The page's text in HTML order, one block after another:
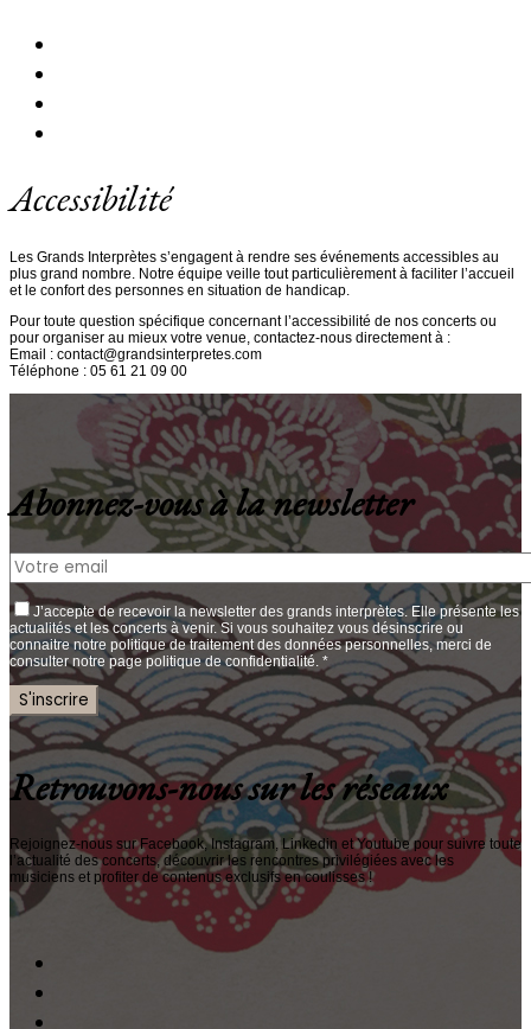
Accessibilité
Les Grands Interprètes s’engagent à rendre ses événements accessibles au
plus grand nombre. Notre équipe veille tout particulièrement à faciliter l’accueil
et le confort des personnes en situation de handicap.
Pour toute question spécifique concernant l’accessibilité de nos concerts ou
pour organiser au mieux votre venue, contactez-nous directement à :
Email : contact@grandsinterpretes.com
Téléphone : 05 61 21 09 00
Abonnez-vous à la newsletter
J’accepte de recevoir la newsletter des grands interprètes. Elle présente les
actualités et les concerts à venir. Si vous souhaitez vous désinscrire ou
connaitre notre politique de traitement des données personnelles, merci de
consulter notre page politique de confidentialité. *
Retrouvons-nous sur les réseaux
Rejoignez-nous sur Facebook, Instagram, Linkedin et Youtube pour suivre toute
l’actualité des concerts, découvrir les rencontres privilégiées avec les
musiciens et profiter de contenus exclusifs en coulisses !